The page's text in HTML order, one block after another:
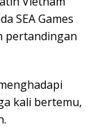
SEA Games
pertandingan
kali bertemu,